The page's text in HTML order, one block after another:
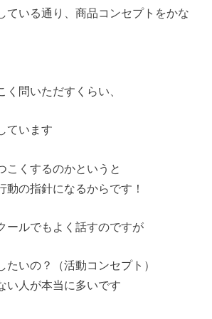
ている通り、商品コンセプトをかな
く問いただすくらい、
ています
こくするのかというと
動の指針になるからです！
ールでもよく話すのですが
たいの？（活動コンセプト）
い人が本当に多いです